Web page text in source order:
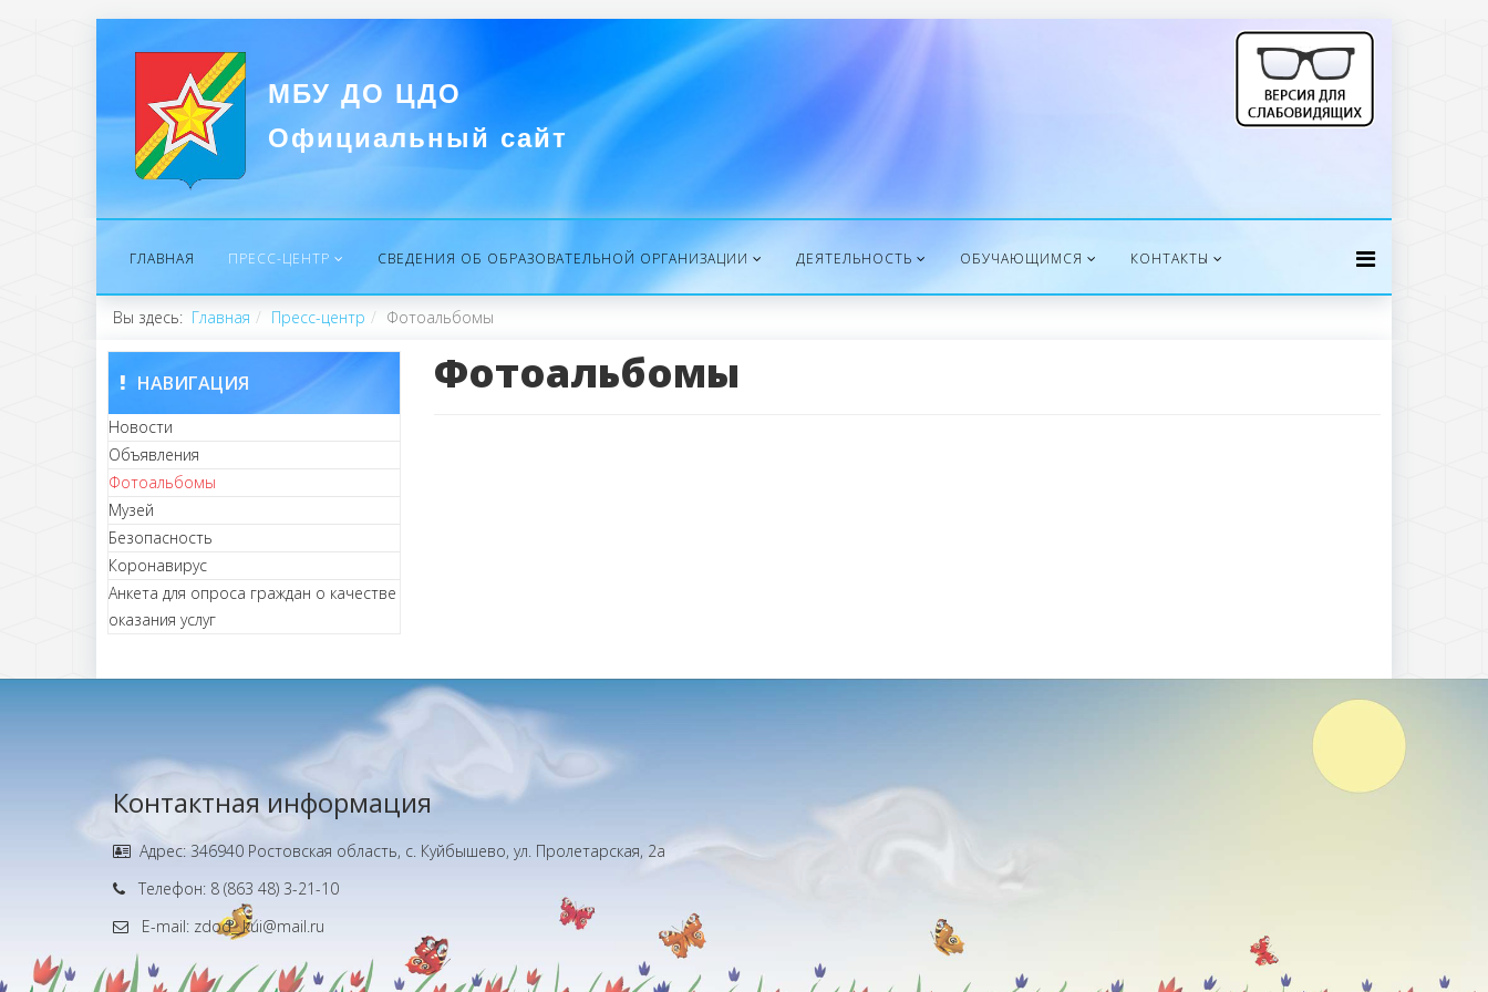
МБУ ДО ЦДО
Официальный сайт
ГЛАВНАЯ ПРЕСС-ЦЕНТР СВЕДЕНИЯ ОБ ОБРАЗОВАТЕЛЬНОЙ ОРГАНИЗАЦИИ ДЕЯТЕЛЬНОСТЬ ОБУЧАЮЩИМСЯ КОНТАКТЫ
Вы здесь: Главная Пресс-центр Фотоальбомы
НАВИГАЦИЯ
Новости
Объявления
Фотоальбомы
Музей
Безопасность
Коронавирус
Анкета для опроса граждан о качестве
оказания услуг
Фотоальбомы
Контактная информация
Адрес: 346940 Ростовская область, с. Куйбышево, ул. Пролетарская, 2а
Телефон: 8 (863 48) 3-21-10
E-mail: zdod_ kui@mail.ru